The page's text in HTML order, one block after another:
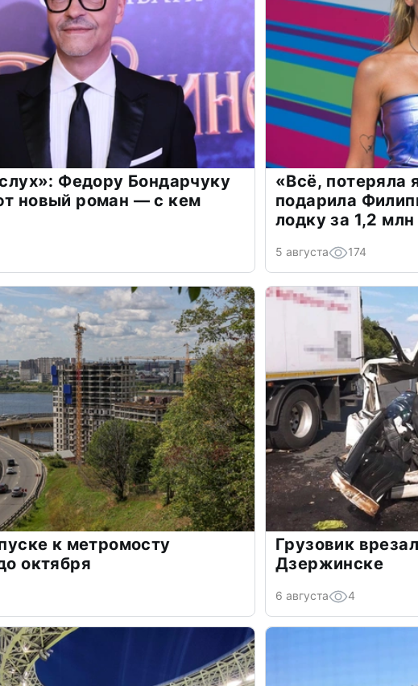
Федору Бондарчуку
новый роман — с кем
«Всё, потеряла
подарила
лодку за 1,2
5 августа 174
к метромосту
октября
Грузовик
Дзержинске
6 августа 4